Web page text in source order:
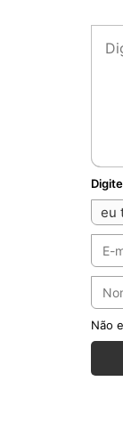
eu
Não